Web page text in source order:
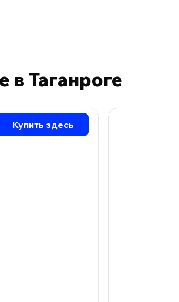
в Таганроге
Купить здесь